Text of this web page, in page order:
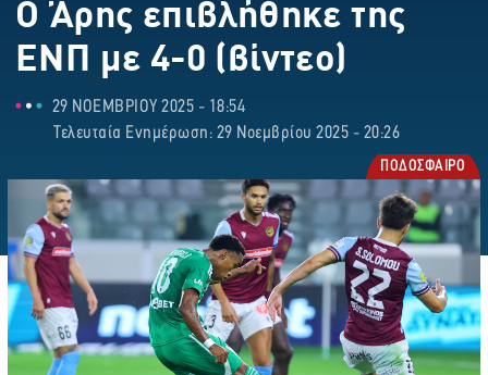
Ο Άρης επιβλήθηκε της
ΕΝΠ με 4-0 (βίντεο)
29 ΝΟΕΜΒΡΙΟΥ 2025 - 18:54
Τελευταία Ενημέρωση: 29 Νοεμβρίου 2025 - 20:26
ΠΟΔΟΣΦΑΙΡΟ